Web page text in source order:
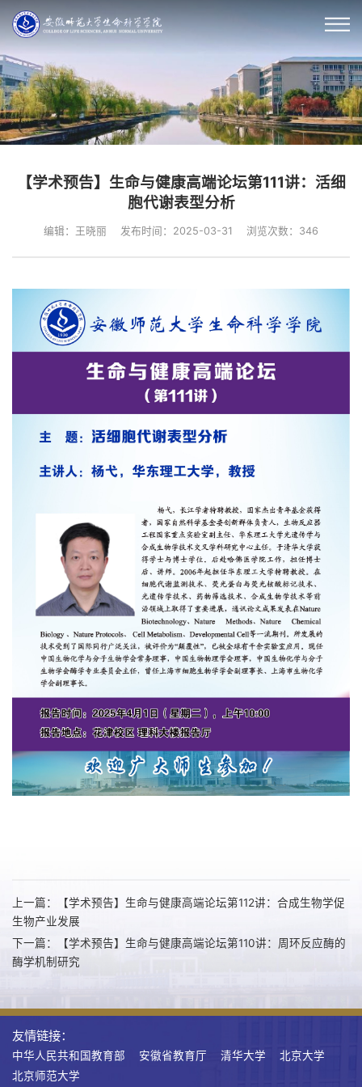
【学术预告】生命与健康高端论坛第111讲：活细
胞代谢表型分析
编辑：王晓丽 发布时间：2025-03-31 浏览次数： 346
上一篇：【学术预告】生命与健康高端论坛第112讲：合成生物学促
生物产业发展
下一篇：【学术预告】生命与健康高端论坛第110讲：周环反应酶的
酶学机制研究
友情链接：
中华人民共和国教育部 安徽省教育厅 清华大学
北京大学
北京师范大学